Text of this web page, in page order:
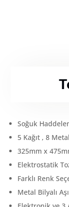
Soğuk
5 Kağıt , 8
325mm x
Elektrostatik
Farklı Renk
Metal Bilyalı